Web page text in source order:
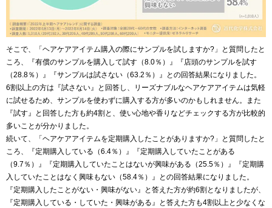
そこで、「ヘアケアアイテム購入の際にサンプルを試しますか?」と質問したと
ころ、『有償のサンプルを購入して試す（8.0％）』『店頭のサンプルを試す
（28.8％）』『サンプルは試さない（63.2％）』との回答結果になりました。
6割以上の方は『試さない』と回答し、リーズナブルなヘアケアアイテムは気軽
に試せるため、サンプルを使わずに購入する方が多いのかもしれません。また
『試す』と回答した方も約4割と、使い心地や香りなどチェックする方が比較的
多いことが分かりました。
続いて、「ヘアケアアイテムを定期購入したことがありますか?」と質問したと
ころ、『定期購入している（6.4％）』『定期購入していたことがある
（9.7％）』『定期購入していたことはないが興味がある（25.5％）』『定期購
入していたことはなく興味もない（58.4％）』との回答結果になりました。
『定期購入したことがない・興味がない』と答えた方が約6割となりましたが、
『定期購入している・していた・興味がある』と答えた方も4割以上と少なくな